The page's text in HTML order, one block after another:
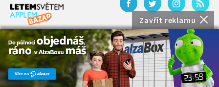
Zavřít reklamu